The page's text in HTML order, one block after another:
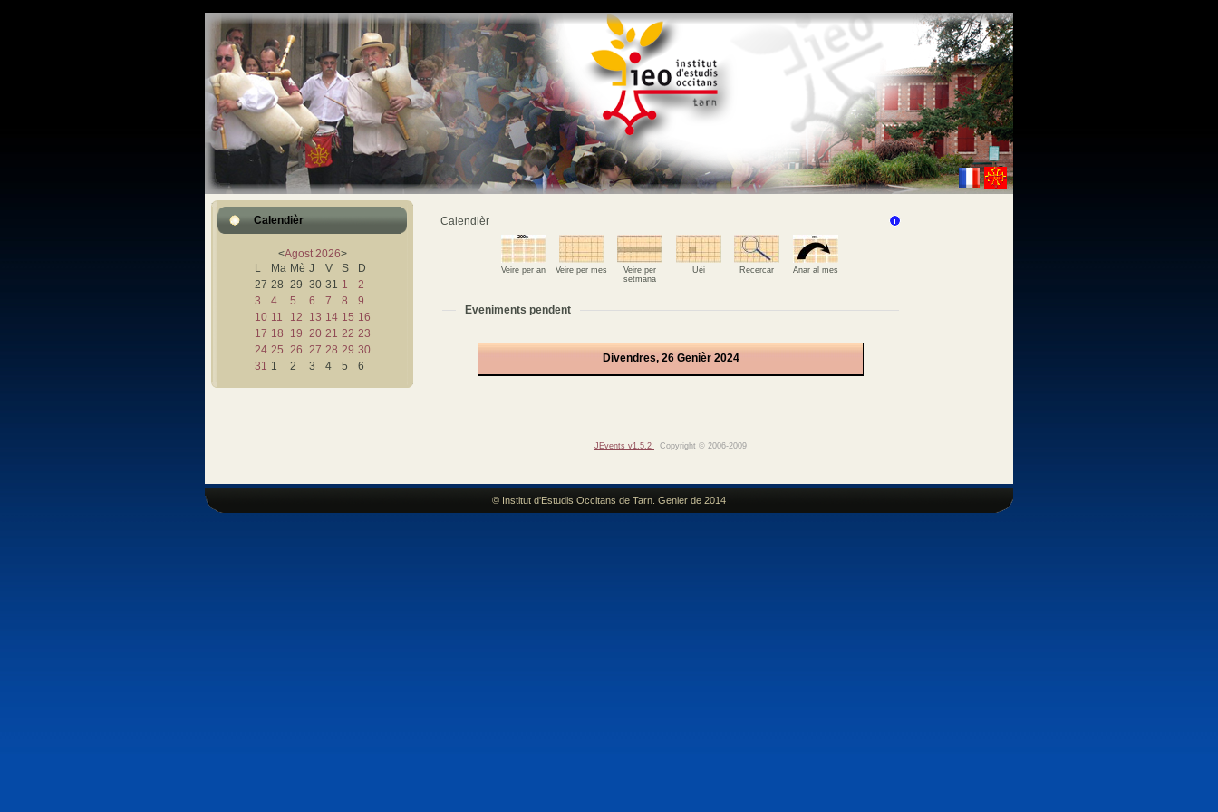
Calendièr
<Agost 2026>
L
Ma Mè J V S
D
27 28 29 30 31 1
2
3
4 5 6 7 8
9
10 11 12 13 14 15 16
17 18 19 20 21 22 23
24 25 26 27 28 29 30
31 1 2 3 4 5 6
Calendièr
Veire per an Veire per mes
Veire per
setmana
Uèi Recercar Anar al mes
Eveniments pendent
Divendres, 26 Genièr 2024
JEvents v1.5.2 Copyright © 2006-2009
© Institut d'Estudis Occitans de Tarn. Genier de 2014